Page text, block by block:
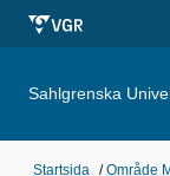
Sahlgrenska
Startsida /Område